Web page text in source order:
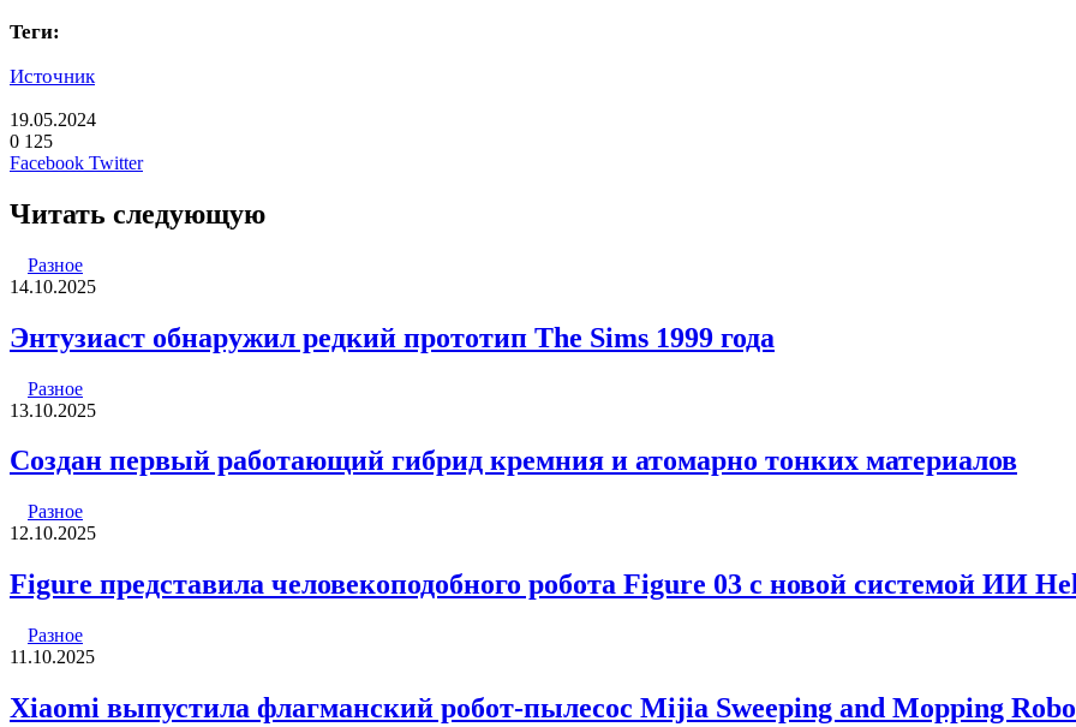
Теги:
Источник
19.05.2024
0 125
Facebook TwitterLinkedIn
Pinterest
Вконтакте
Одноклассники
Skype
WhatsApp
Telegram
Viber
Читать следующую
Разное
14.10.2025
Энтузиаст обнаружил редкий прототип The Sims 1999 года
Разное
13.10.2025
Создан первый работающий гибрид кремния и атомарно тонких материалов
Разное
12.10.2025
Figure представила человекоподобного робота Figure 03 с новой системой ИИ
Разное
11.10.2025
Xiaomi выпустила флагманский робот-пылесос Mijia Sweeping and Mopping